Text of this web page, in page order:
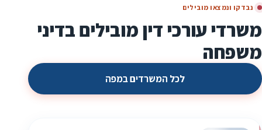
נבדקו ונמצאו מובילים
משרדי עורכי דין מובילים בדיני
משפחה
לכל המשרדים במפה